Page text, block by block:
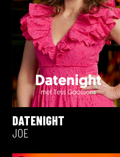
DATENIGHT
JOE